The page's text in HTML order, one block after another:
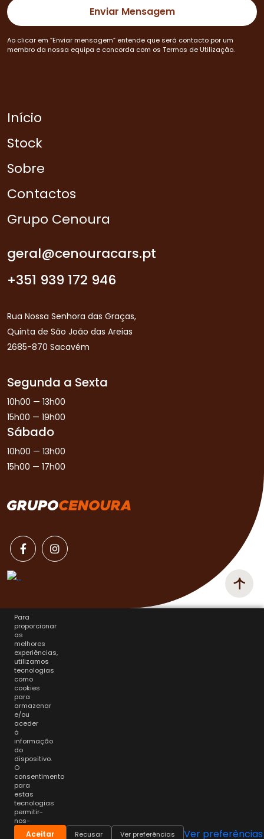
Ao clicar em “Enviar mensagem” entende que será contacto por um
membro da nossa equipa e concorda com os Termos de Utilização.
Início
Stock
Sobre
Contactos
Grupo Cenoura
geral@cenouracars.pt
+351 939 172 946
Rua Nossa Senhora das Graças,
Quinta de São João das Areias
2685-870 Sacavém
Segunda a Sexta
10h00 — 13h00
15h00 — 19h00
Sábado
10h00 — 13h00
15h00 — 17h00
Para
proporcionar
as
melhores
experiências,
utilizamos
tecnologias
como
cookies
para
armazenar
e/ou
aceder
à
informação
do
dispositivo.
O
consentimento
para
estas
tecnologias
permitir-
nos-
á
Aceitar Recusar Ver preferências Ver preferências